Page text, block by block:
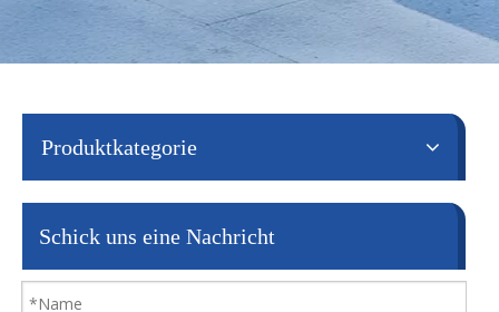
Produktkategorie
Schick uns eine Nachricht